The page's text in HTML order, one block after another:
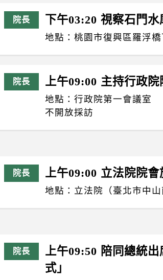
下午03:20 視察石門
地點：桃園市復興區羅浮
上午09:00 主持行政院
地點：行政院第一會議室
不開放採訪
上午09:00 立法院院會
地點：立法院（臺北市中山
上午09:50 陪同總統
式」